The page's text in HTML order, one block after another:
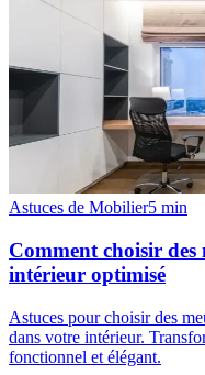
Astuces de Mobilier5 min
Comment choisir
intérieur optimisé
Astuces pour choisir des
dans votre intérieur.
fonctionnel et élégant.